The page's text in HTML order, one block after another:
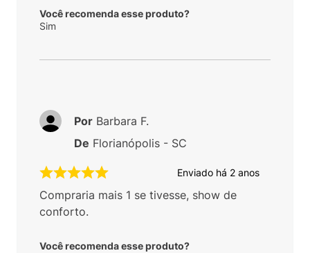
Você recomenda esse produto?
Sim
Enviado há 2 anos
Compraria mais 1 se tivesse, show de
conforto.
Você recomenda esse produto?
Por Barbara F.
De Florianópolis - SC